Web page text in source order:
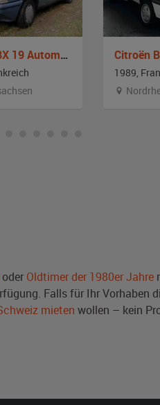
Citroen BX 19 Automatik Citroën
1989,
oder Oldtimer der 1980er Jahre
Falls für Ihr Vorhaben
mieten wollen – kein